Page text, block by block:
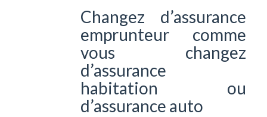
Changez d’assurance
emprunteur comme
vous changez
d’assurance
habitation ou
d’assurance auto